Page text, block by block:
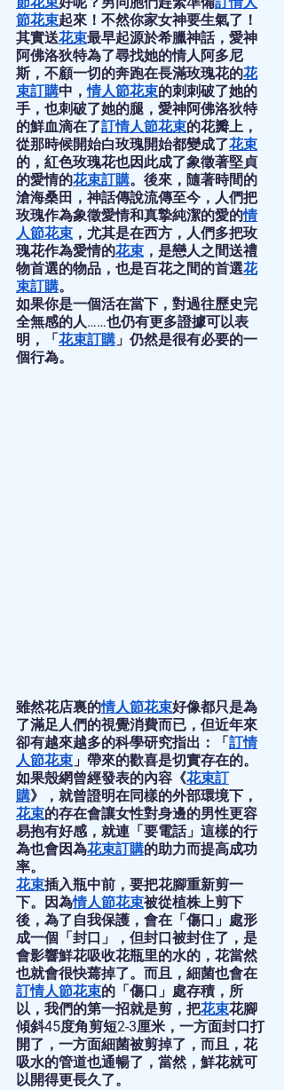
節花束起來！不然你家女神要生氣了！
其實送花束最早起源於希臘神話，愛神
阿佛洛狄特為了尋找她的情人阿多尼
斯，不顧一切的奔跑在長滿玫瑰花的花
束訂購中，情人節花束的刺刺破了她的
手，也刺破了她的腿，愛神阿佛洛狄特
的鮮血滴在了訂情人節花束的花瓣上，
從那時候開始白玫瑰開始都變成了花束
的，紅色玫瑰花也因此成了象徵著堅貞
的愛情的花束訂購。後來，隨著時間的
滄海桑田，神話傳說流傳至今，人們把
玫瑰作為象徵愛情和真摯純潔的愛的情
人節花束 ，尤其是在西方，人們多把玫
瑰花作為愛情的花束 ，是戀人之間送禮
物首選的物品，也是百花之間的首選花
束訂購。
如果你是一個活在當下，對過往歷史完
全無感的人……也仍有更多證據可以表
明，「花束訂購 」仍然是很有必要的一
個行為。
雖然花店裏的情人節花束好像都只是為
了滿足人們的視覺消費而已，但近年來
卻有越來越多的科學研究指出：「 訂情
人節花束 」帶來的歡喜是切實存在的。
如果殼網曾經發表的內容《花束訂
購》，就曾證明在同樣的外部環境下，
花束的存在會讓女性對身邊的男性更容
易抱有好感，就連「要電話」這樣的行
為也會因為花束訂購的助力而提高成功
率。
花束插入瓶中前，要把花腳重新剪一
下。因為情人節花束被從植株上剪下
後，為了自我保護，會在「傷口」處形
成一個「封口」，但封口被封住了，是
會影響鮮花吸收花瓶里的水的，花當然
也就會很快蔫掉了。而且，細菌也會在
訂情人節花束的「傷口」處存積，所
以，我們的第一招就是剪，把花束花腳
傾斜45度角剪短2-3厘米，一方面封口打
開了，一方面細菌被剪掉了，而且，花
吸水的管道也通暢了，當然，鮮花就可
以開得更長久了。